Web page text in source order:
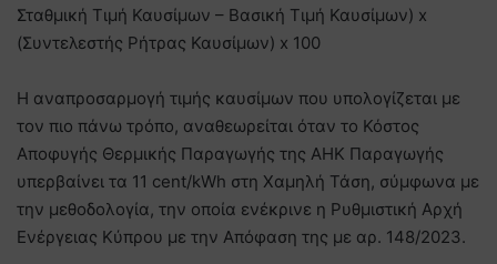
Σταθμική Τιμή Καυσίμων – Βασική Τιμή Καυσίμων) x
(Συντελεστής Ρήτρας Καυσίμων) x 100
Η αναπροσαρμογή τιμής καυσίμων που υπολογίζεται με
τον πιο πάνω τρόπο, αναθεωρείται όταν το Κόστος
Αποφυγής Θερμικής Παραγωγής της ΑΗΚ Παραγωγής
υπερβαίνει τα 11 cent/kWh στη Χαμηλή Τάση, σύμφωνα με
την μεθοδολογία, την οποία ενέκρινε η Ρυθμιστική Αρχή
Ενέργειας Κύπρου με την Απόφαση της με αρ. 148/2023.